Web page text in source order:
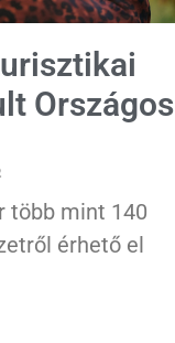
Országos
több mint 140
érhető el